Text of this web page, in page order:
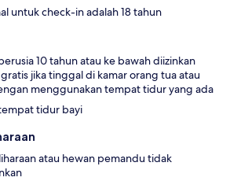
untuk check-in adalah 18 tahun
10 tahun atau ke bawah diizinkan
jika tinggal di kamar orang tua atau
menggunakan tempat tidur yang ada
tidur bayi
atau hewan pemandu tidak